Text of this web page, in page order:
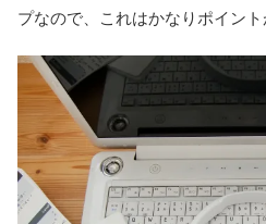
プなので、これはかなりポイント